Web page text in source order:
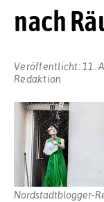
nach
Veröffentlicht: 11.
Redaktion
Nordstadtblogger-